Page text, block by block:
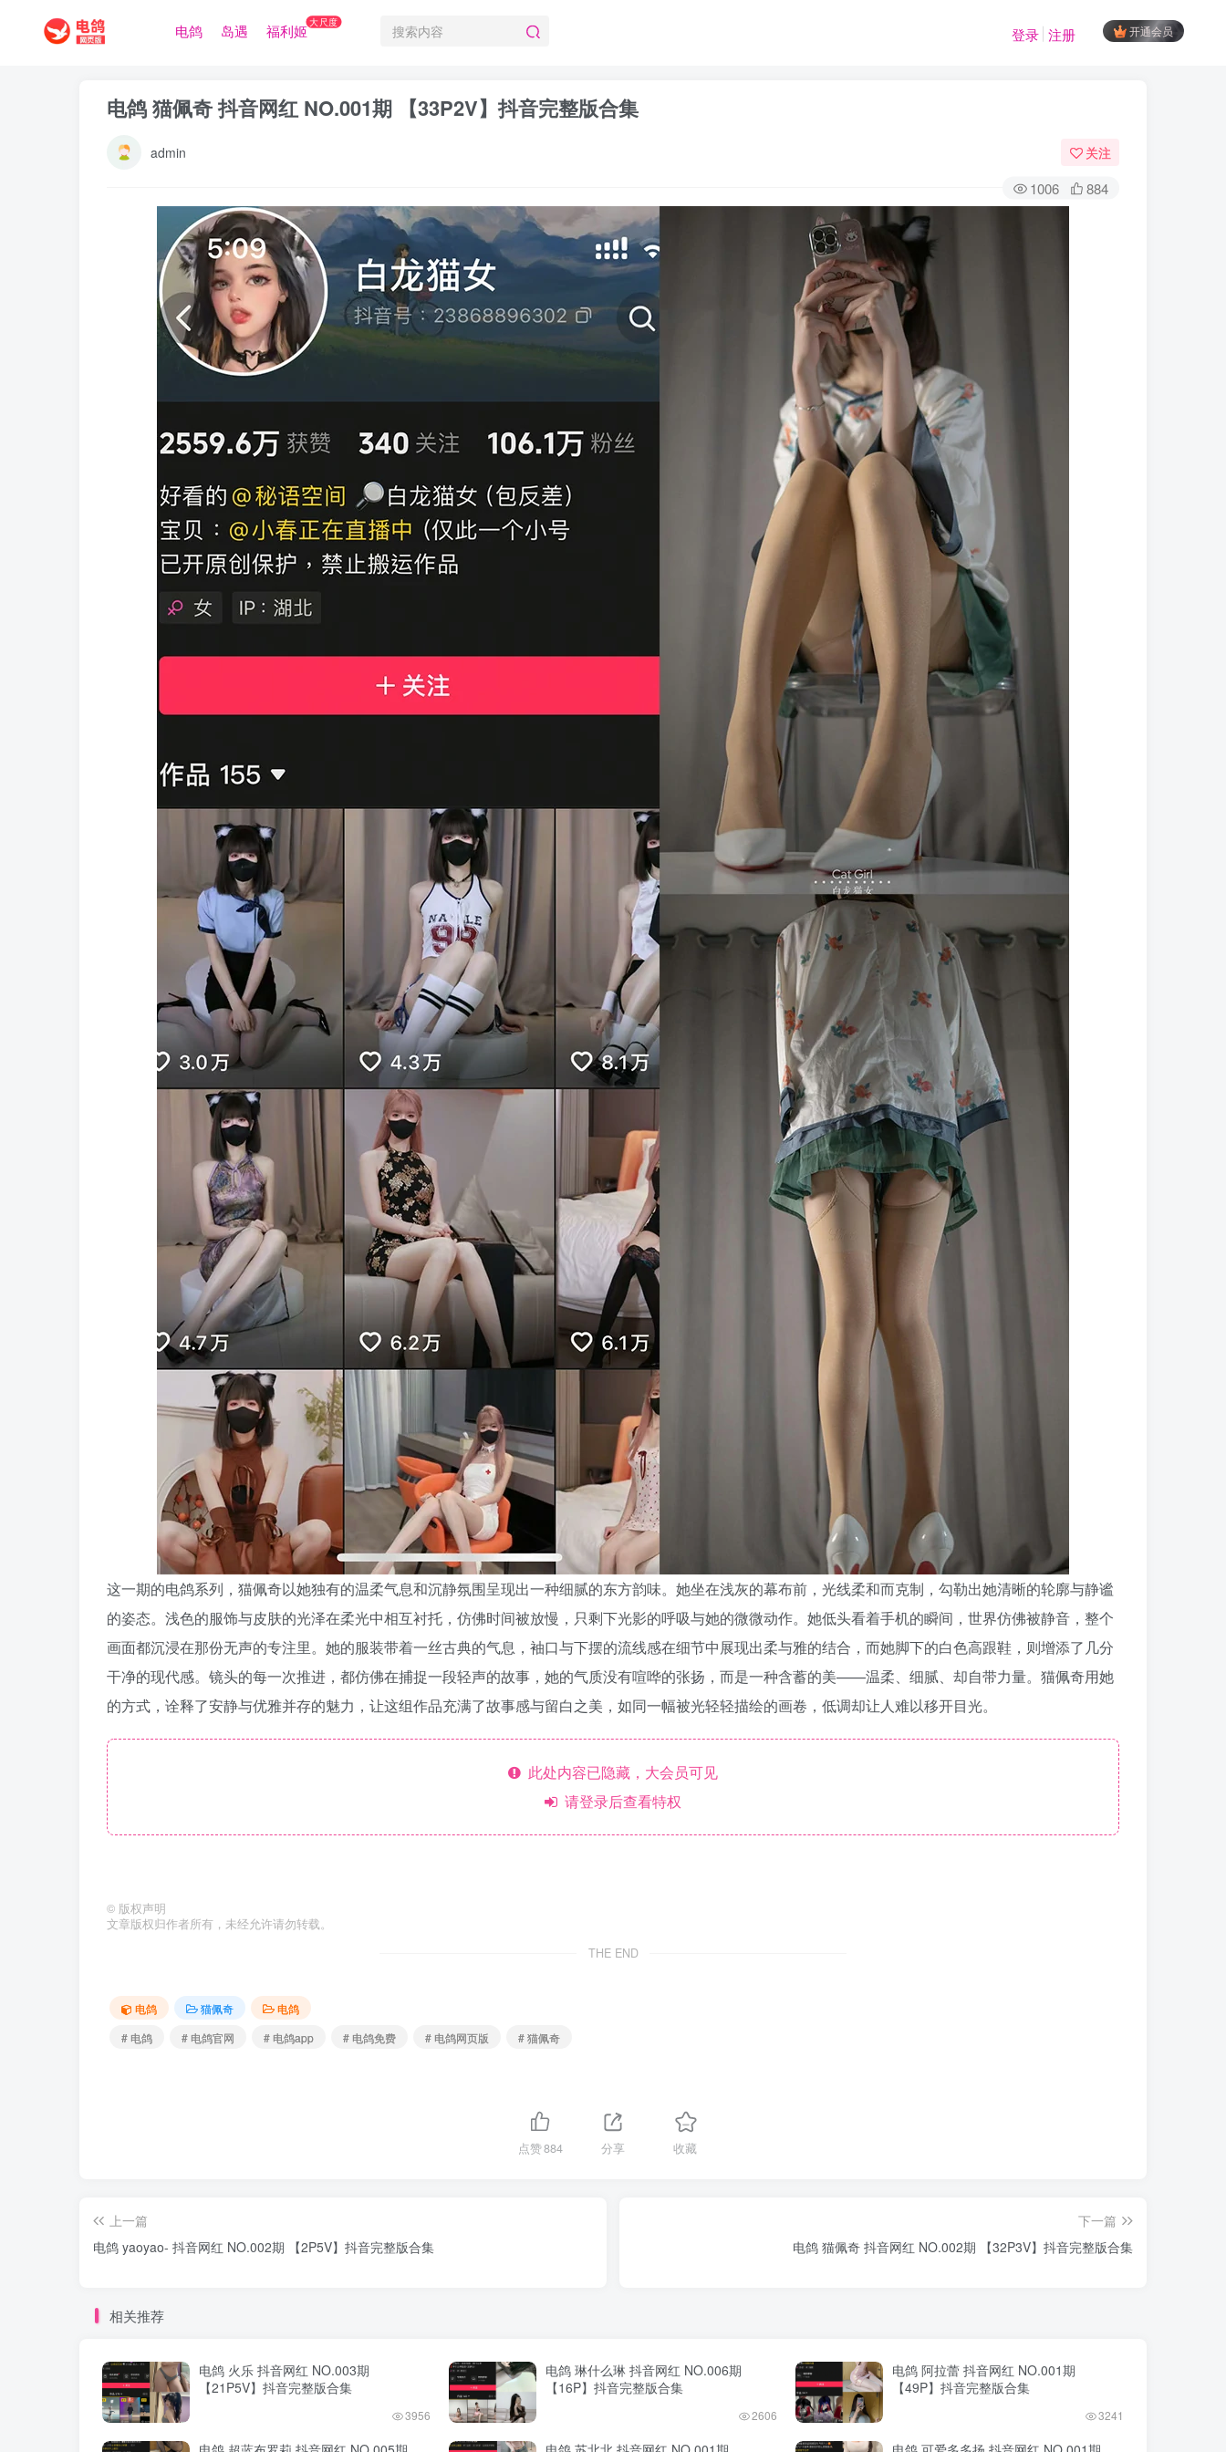
电鸽 岛遇 福利姬大尺度
开通会员
登录 注册
电鸽 猫佩奇 抖音网红 NO.001期 【33P2V】抖音完整版合集
admin 关注
1006 884
这一期的电鸽系列，猫佩奇以她独有的温柔气息和沉静氛围呈现出一种细腻的东方韵味。她坐在浅灰的幕布前，光线柔和而克制，勾勒出她清晰的轮廓与静谧
的姿态。浅色的服饰与皮肤的光泽在柔光中相互衬托，仿佛时间被放慢，只剩下光影的呼吸与她的微微动作。她低头看着手机的瞬间，世界仿佛被静音，整个
画面都沉浸在那份无声的专注里。她的服装带着一丝古典的气息，袖口与下摆的流线感在细节中展现出柔与雅的结合，而她脚下的白色高跟鞋，则增添了几分
干净的现代感。镜头的每一次推进，都仿佛在捕捉一段轻声的故事，她的气质没有喧哗的张扬，而是一种含蓄的美——温柔、细腻、却自带力量。猫佩奇用她
的方式，诠释了安静与优雅并存的魅力，让这组作品充满了故事感与留白之美，如同一幅被光轻轻描绘的画卷，低调却让人难以移开目光。
此处内容已隐藏，大会员可见
请登录后查看特权
© 版权声明
文章版权归作者所有，未经允许请勿转载。
THE END
电鸽 猫佩奇
电鸽
# 电鸽
# 电鸽官网 # 电鸽app # 电鸽免费 # 电鸽网页版 # 猫佩奇
点赞884 分享 收藏
上一篇
电鸽 yaoyao- 抖音网红 NO.002期 【2P5V】抖音完整版合集
下一篇
电鸽 猫佩奇 抖音网红 NO.002期 【32P3V】抖音完整版合集
相关推荐
电鸽 火乐 抖音网红 NO.003期
【21P5V】抖音完整版合集
3956
电鸽 琳什么琳 抖音网红 NO.006期
【16P】抖音完整版合集
2606
电鸽 阿拉蕾 抖音网红 NO.001期
【49P】抖音完整版合集
3241